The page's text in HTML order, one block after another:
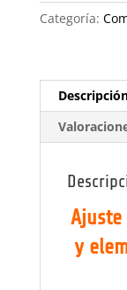
muebles
carpintería
cantidad
Categoría:
y